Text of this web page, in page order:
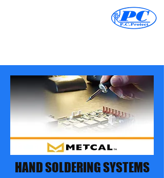
HAND SOLDERING SYSTEMS